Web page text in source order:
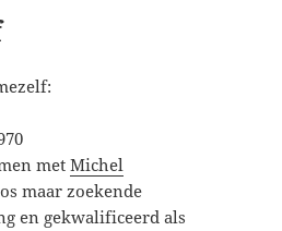
metMichel
maar zoekende
en gekwalificeerd als